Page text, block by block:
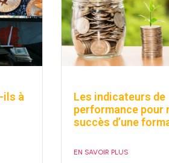
ils à
Les indicateurs de
performance pour
succès d’une
EN SAVOIR PLUS